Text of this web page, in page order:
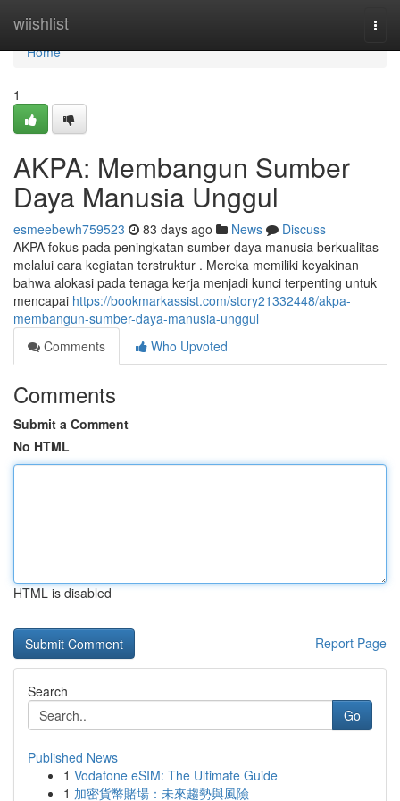
wiishlist
Home
Home
1
AKPA: Membangun Sumber
Daya Manusia Unggul
esmeebewh759523 83 days ago News
Discuss
AKPA fokus pada peningkatan sumber daya manusia berkualitas
melalui cara kegiatan terstruktur . Mereka memiliki keyakinan
bahwa alokasi pada tenaga kerja menjadi kunci terpenting untuk
mencapai https://bookmarkassist.com/story21332448/akpa-
membangun-sumber-daya-manusia-unggul
Comments
Who Upvoted
Comments
Submit a Comment
No HTML
HTML is disabled
Report Page
Search
Go
Published News
1 Vodafone eSIM: The Ultimate Guide
1 加密貨幣賭場：未來趨勢與風險